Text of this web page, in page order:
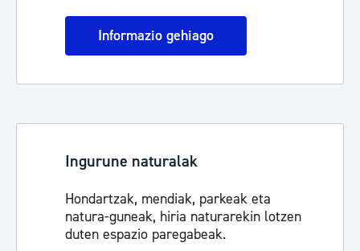
Informazio gehiago
Ingurune naturalak
Hondartzak, mendiak, parkeak eta
natura-guneak, hiria naturarekin lotzen
duten espazio paregabeak.